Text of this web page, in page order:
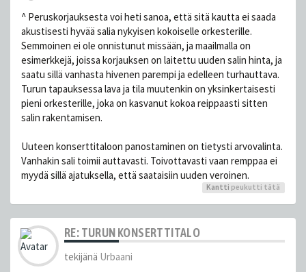
^ Peruskorjauksesta voi heti sanoa, että sitä kautta ei saada
akustisesti hyvää salia nykyisen kokoiselle orkesterille.
Semmoinen ei ole onnistunut missään, ja maailmalla on
esimerkkejä, joissa korjauksen on laitettu uuden salin hinta, ja
saatu sillä vanhasta hivenen parempi ja edelleen turhauttava.
Turun tapauksessa lava ja tila muutenkin on yksinkertaisesti
pieni orkesterille, joka on kasvanut kokoa reippaasti sitten
salin rakentamisen.
Uuteen konserttitaloon panostaminen on tietysti arvovalinta.
Vanhakin sali toimii auttavasti. Toivottavasti vaan remppaa ei
myydä sillä ajatuksella, että saataisiin uuden veroinen.
Kantti peukutti tätä
RE: TURUN KONSERTTITALO
tekijänä Urbaani